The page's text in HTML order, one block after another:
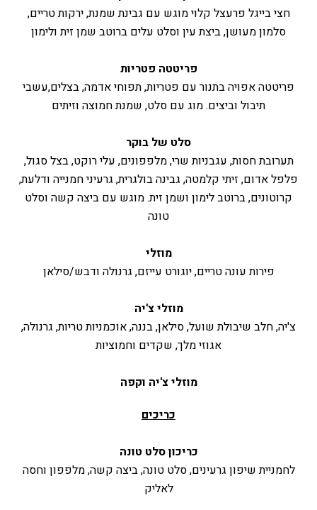
חצי בייגל פרעצל קלוי מוגש עם גבינת שמנת, ירקות טריים,
סלמון מעושן, ביצת עין וסלט עלים ברוטב שמן זית ולימון
פריטטה פטריות
פריטטה אפויה בתנור עם פטריות, תפוחי אדמה, בצלים,עשבי
תיבול וביצים. מוג עם סלט, שמנת חמוצה וזיתים
סלט של בוקר
תערובת חסות, עגבניות שרי, מלפפונים, עלי רוקט, בצל סגול,
פלפל אדום, זיתי קלמטה, גבינה בולגרית, גרעיני חמנייה ודלעת,
קרוטונים, ברוטב לימון ושמן זית. מוגש עם ביצה קשה וסלט
טונה
מוזלי
פירות עונה טריים, יוגורט עייזם, גרנולה ודבש/סילאן
מוזלי צ'יה
צ'יה, חלב שיבולת שועל, סילאן, בננה, אוכמניות טריות, גרנולה,
אגוזי מלך, שקדים וחמוציות
מוזלי צ'יה וקפה
כריכים
כריכון סלט טונה
לחמניית שיפון גרעינים, סלט טונה, ביצה קשה, מלפפון וחסה
לאליק